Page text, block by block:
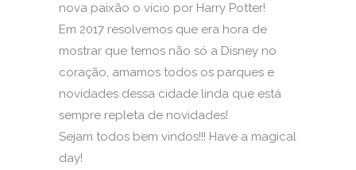
nova paixão o vício por Harry Potter!
Em 2017 resolvemos que era hora de
mostrar que temos não só a Disney no
coração, amamos todos os parques e
novidades dessa cidade linda que está
sempre repleta de novidades!
Sejam todos bem vindos!!! Have a magical
day!